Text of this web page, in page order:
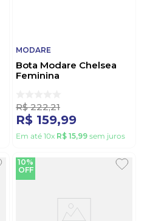
MODARE
Bota Modare Chelsea
Feminina
R$ 222,21
R$ 159,99
Em até 10x R$ 15,99 sem juros
10%
OFF